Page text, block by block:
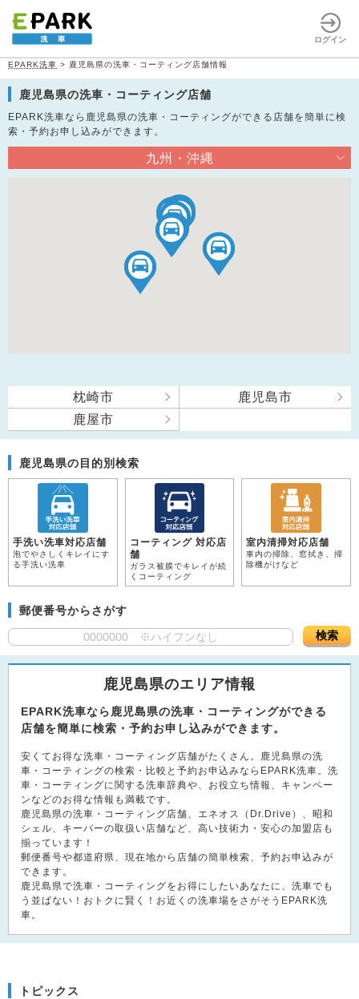
ログイン
EPARK洗車 > 鹿児島県の洗車・コーティング店舗情報
鹿児島県の洗車・コーティング店舗
EPARK洗車なら鹿児島県の洗車・コーティングができる店舗を簡単に検
索・予約お申し込みができます。
九州・沖縄
枕崎市
鹿児島市
鹿屋市
鹿児島県の目的別検索
手洗い洗車対応店舗
泡でやさしくキレイにす
る手洗い洗車
コーティング 対応店
舗
ガラス被膜でキレイが続
くコーティング
室内清掃対応店舗
車内の掃除、窓拭き、掃
除機がけなど
郵便番号からさがす
検索
鹿児島県のエリア情報
EPARK洗車なら鹿児島県の洗車・コーティングができる
店舗を簡単に検索・予約お申し込みができます。
安くてお得な洗車・コーティング店舗がたくさん。鹿児島県の洗
車・コーティングの検索・比較と予約お申込みならEPARK洗車。洗
車・コーティングに関する洗車辞典や、お役立ち情報、キャンペー
ンなどのお得な情報も満載です。
鹿児島県の洗車・コーティング店舗、エネオス（Dr.Drive）、昭和
シェル、キーパーの取扱い店舗など、高い技術力・安心の加盟店も
揃っています！
郵便番号や都道府県、現在地から店舗の簡単検索、予約お申込みが
できます。
鹿児島県で洗車・コーティングをお得にしたいあなたに、洗車でも
う並ばない！おトクに賢く！お近くの洗車場をさがそうEPARK洗
車。
トピックス